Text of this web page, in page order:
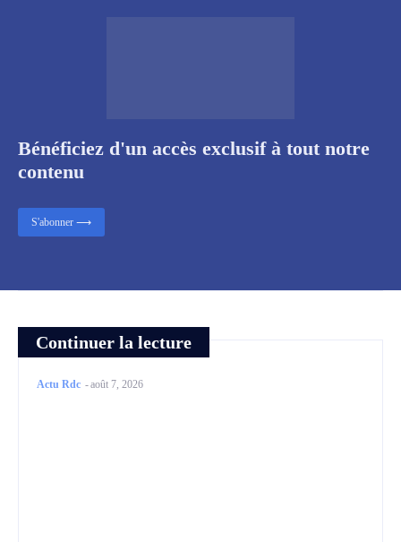
Continuer la lecture
Actu Rdc -août 7, 2026
Bénéficiez d'un accès exclusif à tout notre
contenu
S'abonner ⟶